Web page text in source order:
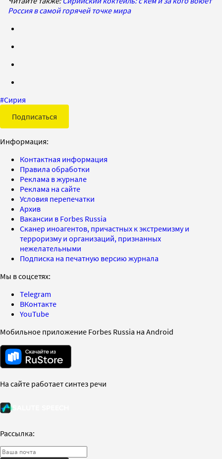
Россия в самой горячей точке мира
#Сирия
Подписаться
Информация:
Контактная информация
Правила обработки
Реклама в журнале
Реклама на сайте
Условия перепечатки
Архив
Вакансии в Forbes Russia
Сканер иноагентов, причастных к экстремизму и
терроризму и организаций, признанных
нежелательными
Подписка на печатную версию журнала
Мы в соцсетях:
Telegram
ВКонтакте
YouTube
Мобильное приложение Forbes Russia на Android
На сайте работает синтез речи
Рассылка: